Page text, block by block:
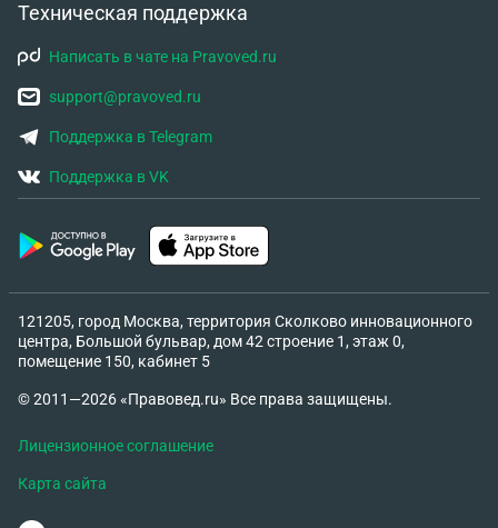
Техническая поддержка
Написать в чате на Pravoved.ru
support@pravoved.ru
Поддержка в Telegram
Поддержка в VK
121205, город Москва, территория Сколково инновационного
центра, Большой бульвар, дом 42 строение 1, этаж 0,
помещение 150, кабинет 5
© 2011—2026 «Правовед.ru» Все права защищены.
Лицензионное соглашение
Карта сайта